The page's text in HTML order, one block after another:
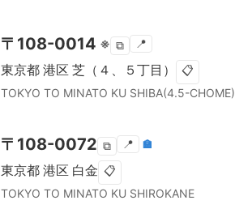
〒 108-0014 ※ ⧉ 📍
東京都 港区 芝（４、５丁目） 📋
TOKYO TO MINATO KU SHIBA(4.5-CHOME)
〒 108-0072 ⧉ 📍 🏣
東京都 港区 白金 📋
TOKYO TO MINATO KU SHIROKANE